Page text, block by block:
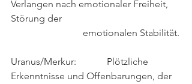
Verlangen nach emotionaler Freiheit,
Störung der
                             	emotionalen Stabilität.
Uranus/Merkur:    	Plötzliche
Erkenntnisse und Offenbarungen, der